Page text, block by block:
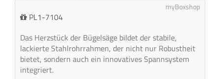
myBoxshop
PL1-7104
Das Herzstück der Bügelsäge bildet der stabile,
lackierte Stahlrohrrahmen, der nicht nur Robustheit
bietet, sondern auch ein innovatives Spannsystem
integriert.